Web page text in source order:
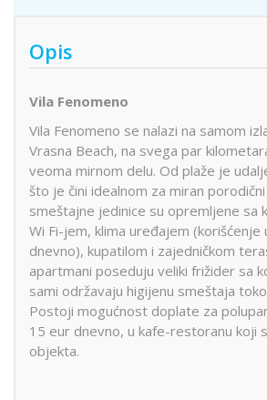
Opis
Vila Fenomeno
Vila Fenomeno se nalazi na samom
Vrasna Beach, na svega par
veoma mirnom delu. Od plaže je
što je čini idealnom za miran
smeštajne jedinice su opremljene sa
Wi Fi-jem, klima uređajem
dnevno), kupatilom i zajedničkom
apartmani poseduju veliki frižider sa
sami održavaju higijenu smeštaja
Postoji mogućnost doplate za
15 eur dnevno, u kafe-restoranu koji
objekta.